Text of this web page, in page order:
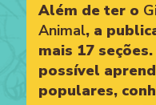
Além de ter o
Animal, a
mais 17
possível
populares,